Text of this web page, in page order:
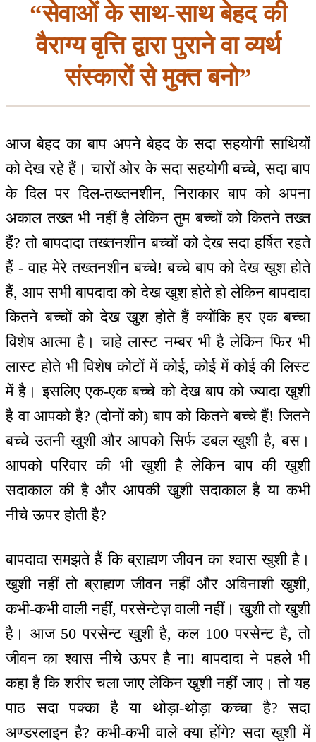
“सेवाओं के साथ-साथ बेहद की
वैराग्य वृत्ति द्वारा पुराने वा व्यर्थ
संस्कारों से मुक्त बनो”
आज बेहद का बाप अपने बेहद के सदा सहयोगी साथियों
को देख रहे हैं। चारों ओर के सदा सहयोगी बच्चे, सदा बाप
के दिल पर दिल-तख्तनशीन, निराकार बाप को अपना
अकाल तख्त भी नहीं है लेकिन तुम बच्चों को कितने तख्त
हैं? तो बापदादा तख्तनशीन बच्चों को देख सदा हर्षित रहते
हैं - वाह मेरे तख्तनशीन बच्चे! बच्चे बाप को देख खुश होते
हैं, आप सभी बापदादा को देख खुश होते हो लेकिन बापदादा
कितने बच्चों को देख खुश होते हैं क्योंकि हर एक बच्चा
विशेष आत्मा है। चाहे लास्ट नम्बर भी है लेकिन फिर भी
लास्ट होते भी विशेष कोटों में कोई, कोई में कोई की लिस्ट
में है। इसलिए एक-एक बच्चे को देख बाप को ज्यादा खुशी
है वा आपको है? (दोनों को) बाप को कितने बच्चे हैं! जितने
बच्चे उतनी खुशी और आपको सिर्फ डबल खुशी है, बस।
आपको परिवार की भी खुशी है लेकिन बाप की खुशी
सदाकाल की है और आपकी खुशी सदाकाल है या कभी
नीचे ऊपर होती है?
बापदादा समझते हैं कि ब्राह्मण जीवन का श्वास खुशी है।
खुशी नहीं तो ब्राह्मण जीवन नहीं और अविनाशी खुशी,
कभी-कभी वाली नहीं, परसेन्टेज़ वाली नहीं। खुशी तो खुशी
है। आज 50 परसेन्ट खुशी है, कल 100 परसेन्ट है, तो
जीवन का श्वास नीचे ऊपर है ना! बापदादा ने पहले भी
कहा है कि शरीर चला जाए लेकिन खुशी नहीं जाए। तो यह
पाठ सदा पक्का है या थोड़ा-थोड़ा कच्चा है? सदा
अण्डरलाइन है? कभी-कभी वाले क्या होंगे? सदा खुशी में